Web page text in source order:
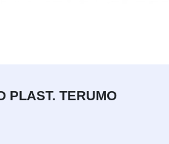
PLAST. TERUMO